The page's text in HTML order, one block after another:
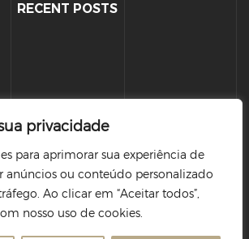
privacidade
para aprimorar sua experiência de
anúncios ou conteúdo personalizado
Ao clicar em “Aceitar todos”,
nosso uso de cookies.
RECENT POSTS
por: Sites Goiânia - Marketing Goiânia